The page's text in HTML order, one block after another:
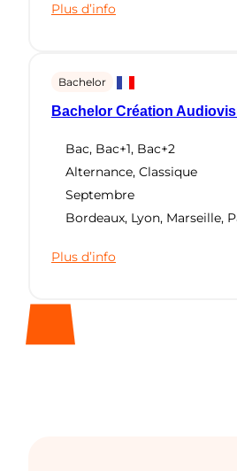
Plus d’info
Bachelor
Bachelor Création
Bac, Bac+1, Bac+2
Alternance, Classique
Septembre
Bordeaux, Lyon, Marseille,
Plus d’info